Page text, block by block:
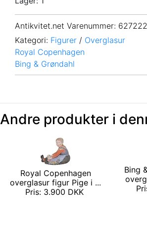
Antikvitet.net Varenummer: 627222
Kategori: Figurer / Overglasur
Royal Copenhagen
Bing & Grøndahl
Andre produkter i
Royal Copenhagen
overglasur figur Pige i ...
Pris: 3.900 DKK
Bing